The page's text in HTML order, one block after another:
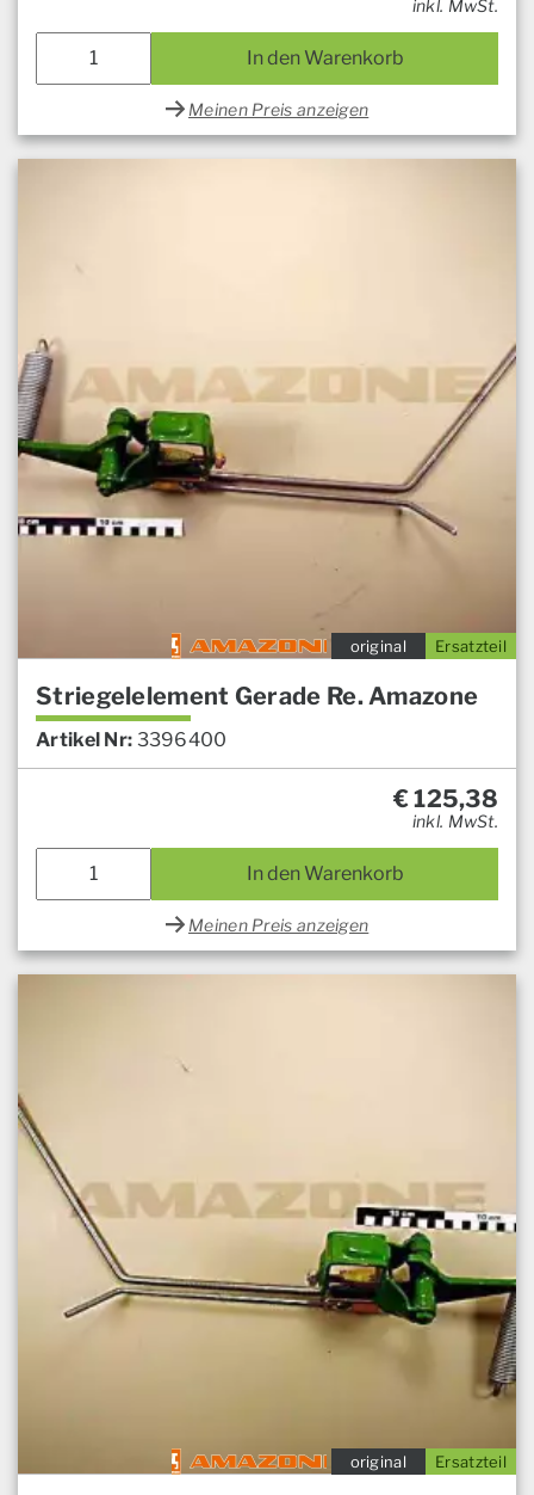
inkl. MwSt.
In den Warenkorb
Meinen Preis anzeigen
Ersatzteil
original
Striegelelement Gerade Re. Amazone
Artikel Nr: 3396400
€125,38
inkl. MwSt.
In den Warenkorb
Meinen Preis anzeigen
Ersatzteil
original